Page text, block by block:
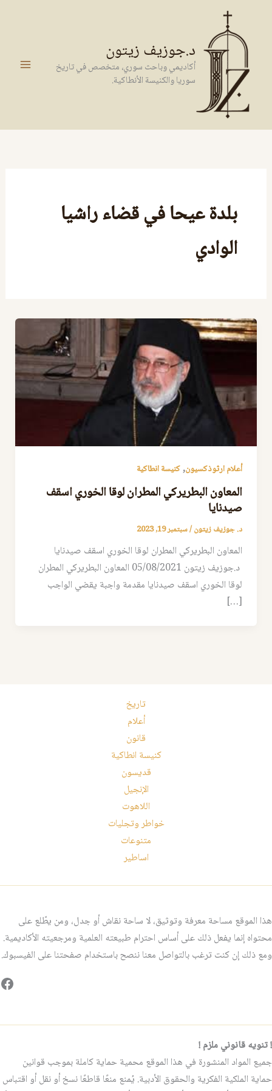
المحتوى
د.جوزيف زيتون
أكاديمي وباحث سوري، متخصص في تاريخ
سوريا والكنيسة الأنطاكية.
بلدة عيحا في قضاء راشيا
الوادي
أعلام ارثوذكسيون,كنيسة انطاكية
المعاون البطريركي المطران لوقا الخوري اسقف
صيدنايا
د. جوزيف زيتون/سبتمبر 19, 2023
المعاون البطريركي المطران لوقا الخوري اسقف صيدنايا
د.جوزيف زيتون 05/08/2021 المعاون البطريركي المطران
لوقا الخوري اسقف صيدنايا مقدمة واجبة يقضي الواجب
[…]
تاريخ
أعلام
قانون
كنيسة انطاكية
قديسون
الإنجيل
اللاهوت
خواطر وتجليات
متنوعات
اساطير
هذا الموقع مساحة معرفة وتوثيق، لا ساحة نقاش أو جدل، ومن يطّلع على
محتواه إنما يفعل ذلك على أساس احترام طبيعته العلمية ومرجعيته الأكاديمية.
ومع ذلك إن كنت ترغب بالتواصل معنا ننصح باستخدام صفحتنا على الفيسبوك.
! تنويه قانوني ملزم !
جميع المواد المنشورة في هذا الموقع محمية حماية كاملة بموجب قوانين
حماية الملكية الفكرية والحقوق الأدبية. يُمنع منعًا قاطعًا نسخ أو نقل أو اقتباس